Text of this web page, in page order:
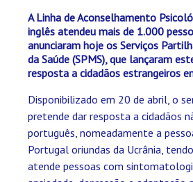
A Linha de Aconselhamento
inglês atendeu mais de 1.000
anunciaram hoje os Serviços
da Saúde (SPMS), que lançaram
resposta a cidadãos estrangeiros
Disponibilizado em 20 de abril, o
pretende dar resposta a cidadãos
português, nomeadamente a
Portugal oriundas da Ucrânia,
atende pessoas com